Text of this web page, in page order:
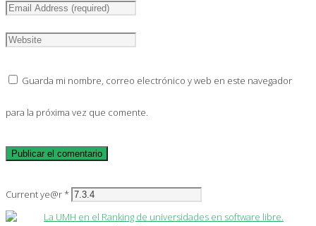
Guarda mi nombre, correo electrónico y web en este navegador
para la próxima vez que comente.
Current ye@r*